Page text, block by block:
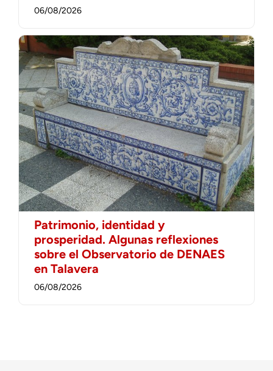
06/08/2026
Patrimonio, identidad y
prosperidad. Algunas reflexiones
sobre el Observatorio de DENAES
en Talavera
06/08/2026